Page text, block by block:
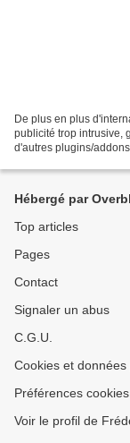
De plus en plus
publicité trop intrusive,
d'autres plugins/
Hébergé par
Top articles
Pages
Contact
Signaler un abus
C.G.U.
Cookies et
Préférences cookies
Voir le profil de